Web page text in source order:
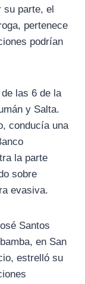
parte, el
pertenece
podrían
las 6 de la
y Salta.
conducía una
la parte
sobre
evasiva.
Santos
en San
estrelló su